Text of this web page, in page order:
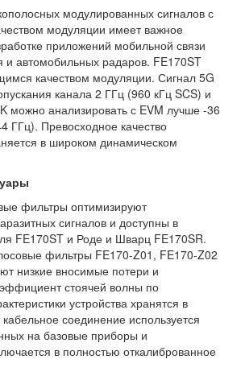
модулированных сигналов с
модуляции имеет важное
приложений мобильной связи
и автомобильных радаров. FE170ST
качеством модуляции. Сигнал 5G
канала 2 ГГц (960 кГц SCS) и
можно анализировать с EVM лучше -36
ГГц). Превосходное качество
в широком динамическом
фильтры оптимизируют
сигналов и доступны в
FE170ST и Роде и Шварц FE170SR.
фильтры FE170-Z01, FE170-Z02
низкие вносимые потери и
стоячей волны по
устройства хранятся в
соединение используется
на базовые приборы и
в полностью откалиброванное